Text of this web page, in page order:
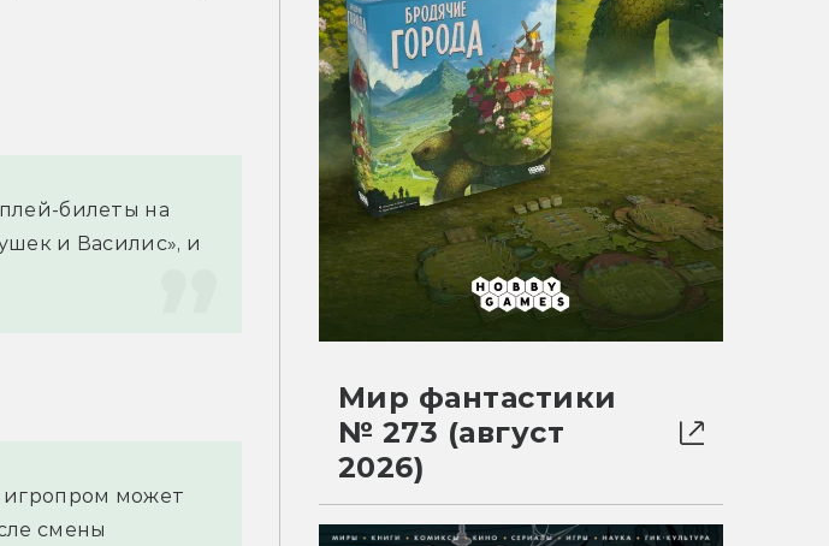
билеты на
и Василис», и
может
смены
Мир фантастики
№ 273 (август
2026)